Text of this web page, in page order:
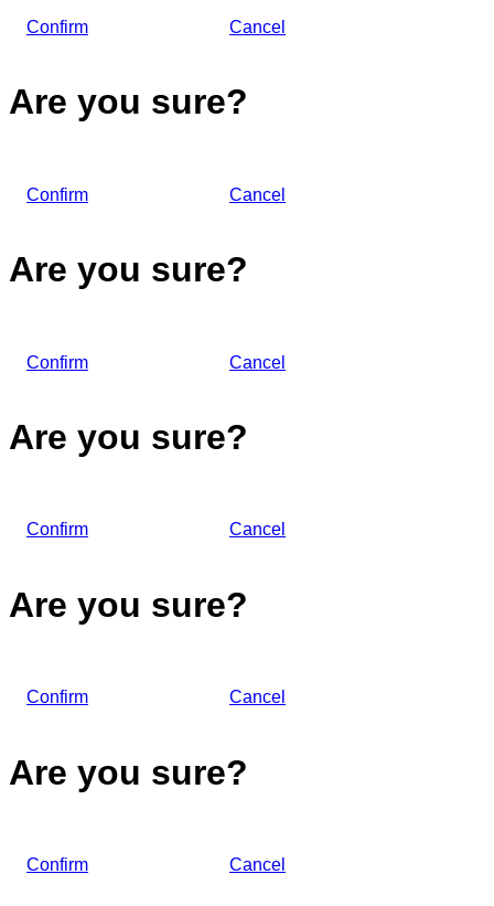
Confirm Cancel
Are you sure?
Confirm Cancel
Are you sure?
Confirm Cancel
Are you sure?
Confirm Cancel
Are you sure?
Confirm Cancel
Are you sure?
Confirm Cancel